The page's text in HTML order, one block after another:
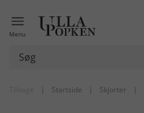
Menu
| Startside | Skjorter |